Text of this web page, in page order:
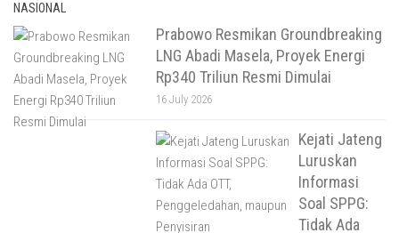
NASIONAL
Prabowo Resmikan Groundbreaking
LNG Abadi Masela, Proyek Energi
Rp340 Triliun Resmi Dimulai
16 July 2026
Kejati Jateng
Luruskan
Informasi
Soal SPPG:
Tidak Ada